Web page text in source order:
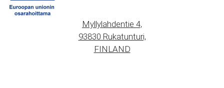
Myllylahdentie 4,
93830 Rukatunturi,
FINLAND